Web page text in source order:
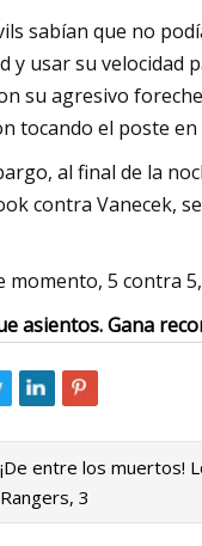
sabían que no
y usar su velocidad
su agresivo
tocando el poste
al final de la
contra Vanecek,
momento, 5 contra
asientos. Gana
¡De entre los muertos!
Rangers, 3